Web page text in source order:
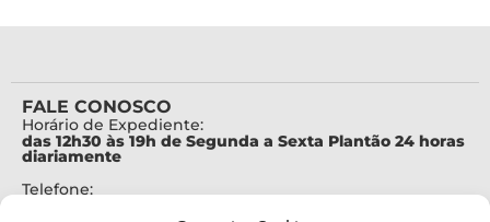
FALE CONOSCO
Horário de Expediente:
das 12h30 às 19h de Segunda a Sexta Plantão 24 horas
diariamente
Telefone: